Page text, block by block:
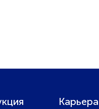
Карьера